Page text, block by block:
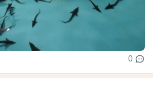
0